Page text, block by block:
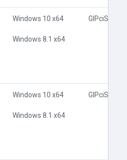
Windows 10 x64
Windows 8.1 x64
GlPciSD.inf
Windows 10 x64
Windows 8.1 x64
GlPciSD.inf